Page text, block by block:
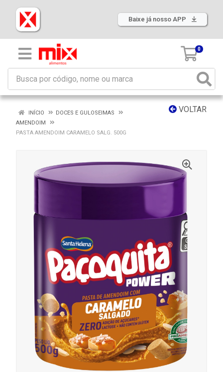
Baixe já nosso APP
0
VOLTAR
INÍCIO
DOCES E GULOSEIMAS
AMENDOIM
PASTA AMENDOIM CARAMELO SALG. 500G